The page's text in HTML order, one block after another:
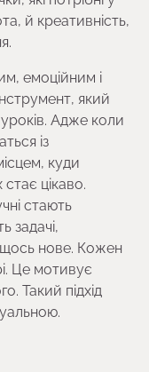
й креативність,
емоційним і
який
Адже коли
із
куди
цікаво.
стають
задачі,
нове. Кожен
Це мотивує
Такий підхід